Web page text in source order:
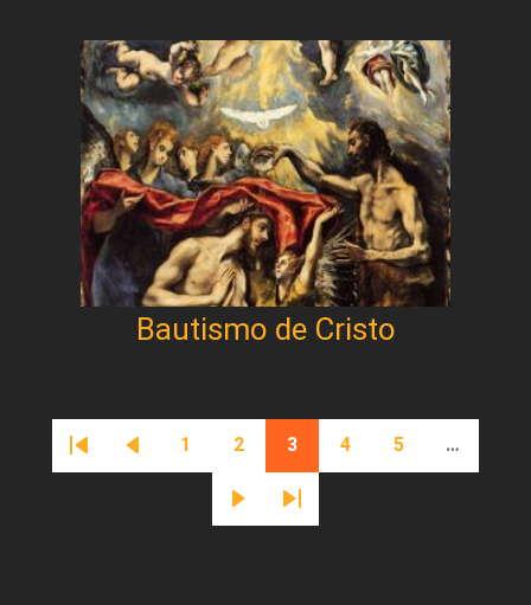
Bautismo de Cristo
Paginación
Primera página
Página anterior
Página
1
Página
2
Página actual
3
Página
4
Página
5 …
Siguiente página
Última página